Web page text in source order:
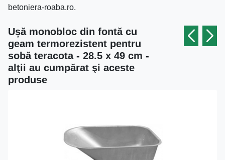
betoniera-roaba.ro.
Ușă monobloc din fontă cu
geam termorezistent pentru
sobă teracota - 28.5 x 49 cm -
alţii au cumpărat şi aceste
produse